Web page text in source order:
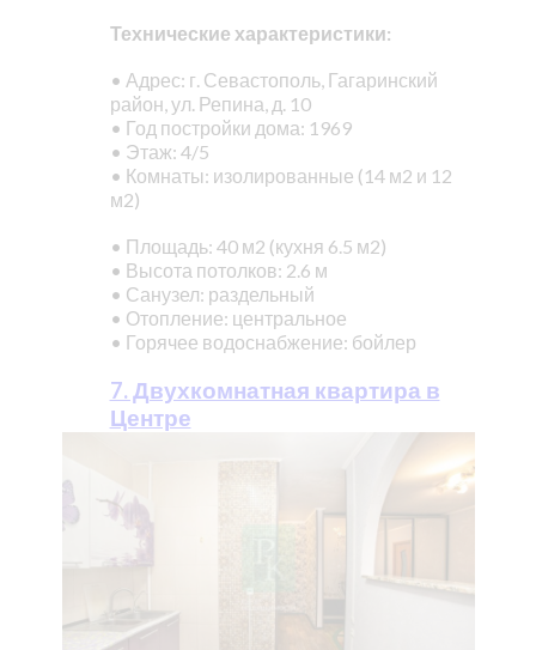
Технические характеристики:
• Адрес: г. Севастополь, Гагаринский
район, ул. Репина, д. 10
• Год постройки дома: 1969
• Этаж: 4/5
• Комнаты: изолированные (14 м2 и 12
м2)
• Площадь: 40 м2 (кухня 6.5 м2)
• Высота потолков: 2.6 м
• Санузел: раздельный
• Отопление: центральное
• Горячее водоснабжение: бойлер
7. Двухкомнатная квартира в
Центре